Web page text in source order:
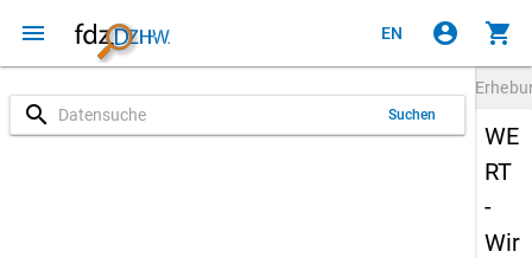
menu EN account_circle shopping_cart
search Suchen
WE
RT
-
Wir